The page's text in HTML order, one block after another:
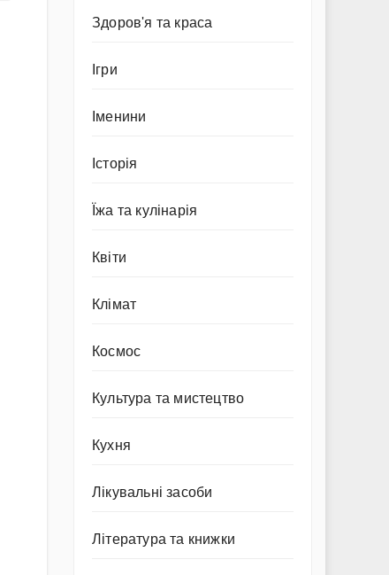
Здоров'я та краса
Ігри
Іменини
Історія
Їжа та кулінарія
Квіти
Клімат
Космос
Культура та мистецтво
Кухня
Лікувальні засоби
Література та книжки